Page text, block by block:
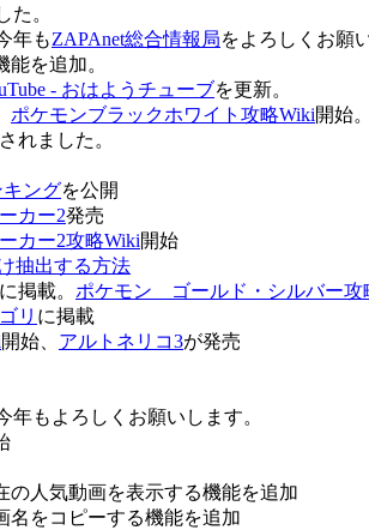
た。
年もZAPAnet総合情報局をよろしくお願
能を追加。
- おはようチューブを更新。
ポケモンブラックホワイト攻略Wiki開始。
れました。
キングを公開
カー2発売
カー2攻略Wiki開始
抽出する方法
に掲載。 ポケモン ゴールド・シルバー攻
リ に掲載
開始、 アルトネリコ3が発売
もよろしくお願いします。
の人気動画を表示する機能を追加
名をコピーする機能を追加